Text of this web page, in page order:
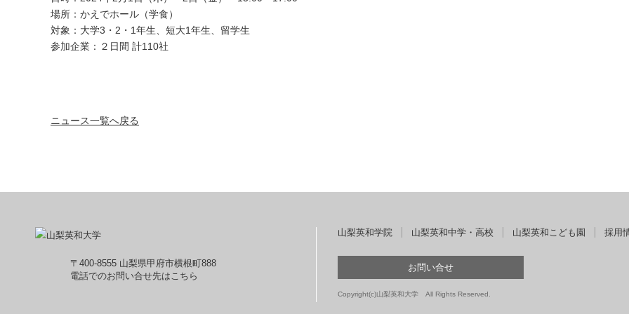
場所：かえでホール（学食）
対象：大学3・2・1年生、短大1年生、留学生
参加企業：２日間 計110社
ニュース一覧へ戻る
〒400-8555 山梨県甲府市横根町888
電話でのお問い合せ先はこちら
山梨英和学院 山梨英和中学・高校 山梨英和こども園 採用
お問い合せ
Copyright(c)山梨英和大学 All Rights Reserved.